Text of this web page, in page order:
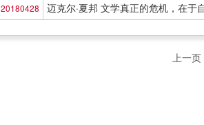
20180428 迈克尔·夏邦 文学真正的危机，在于
上一页